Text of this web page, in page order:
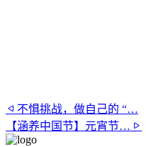
不惧挑战，做自己的 “…
【涵养中国节】元宵节…